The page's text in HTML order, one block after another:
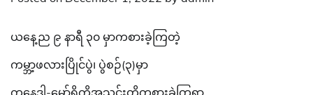
ယနေ့ည ၉ နာရီ ၃၀ မှာကစားခဲ့ကြတဲ့
ကမ္ဘာ့ဖလားပြိုင်ပွဲ၊ ပွဲစဉ်(၃)မှာ
ကနေဒါ-မော်ရိုကိုအသင်းတို့ကစားခဲ့ကြရာ